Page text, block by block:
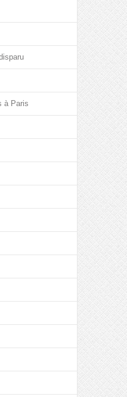
à Paris